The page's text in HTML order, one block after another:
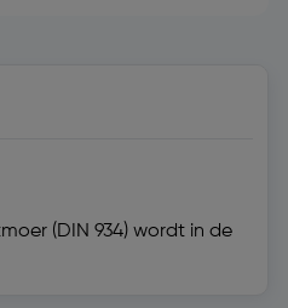
(DIN 934) wordt in de